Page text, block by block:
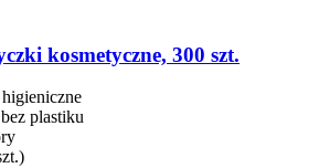
kosmetyczne, 300 szt.
plastiku